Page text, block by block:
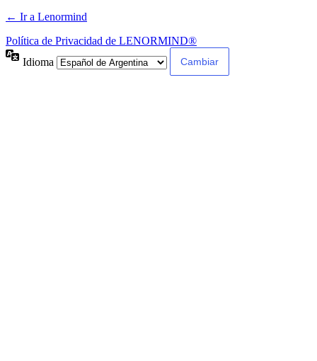
← Ir a Lenormind
Política de Privacidad de LENORMIND®
Idioma